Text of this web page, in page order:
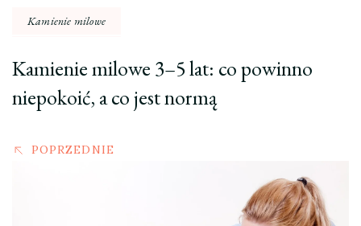
Kamienie milowe
Kamienie milowe 3–5 lat: co powinno
niepokoić, a co jest normą
POPRZEDNIE